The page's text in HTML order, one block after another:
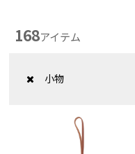
168アイテム
小物